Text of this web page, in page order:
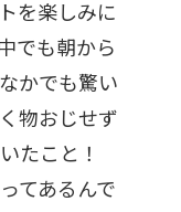
を楽しみに
でも朝から
かでも驚い
物おじせず
たこと！
てあるんで